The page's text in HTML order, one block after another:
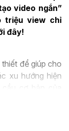
video ngắn”
triệu view chỉ
đây!
để giúp cho
xu hướng hiện
cơ bản của